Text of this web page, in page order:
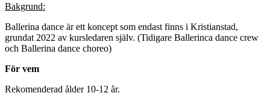
Bakgrund:
Ballerina dance är ett koncept som endast finns i Kristianstad,
grundat 2022 av kursledaren själv. (Tidigare Ballerinca dance crew
och Ballerina dance choreo)
För vem
Rekomenderad ålder 10-12 år.